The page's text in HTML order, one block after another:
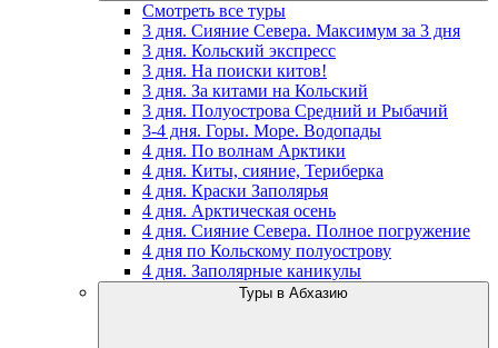
Смотреть все туры
3 дня. Сияние Севера. Максимум за 3 дня
3 дня. Кольский экспресс
3 дня. На поиски китов!
3 дня. За китами на Кольский
3 дня. Полуострова Средний и Рыбачий
3-4 дня. Горы. Море. Водопады
4 дня. По волнам Арктики
4 дня. Киты, сияние, Териберка
4 дня. Краски Заполярья
4 дня. Арктическая осень
4 дня. Сияние Севера. Полное погружение
4 дня по Кольскому полуострову
4 дня. Заполярные каникулы
Туры в Абхазию